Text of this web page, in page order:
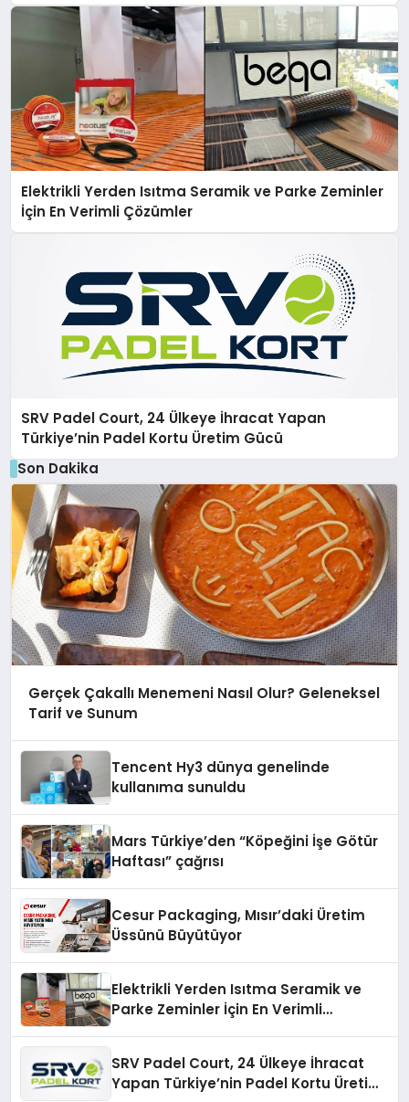
Elektrikli Yerden Isıtma Seramik ve Parke Zeminler
İçin En Verimli Çözümler
SRV Padel Court, 24 Ülkeye İhracat Yapan
Türkiye’nin Padel Kortu Üretim Gücü
Son Dakika
Gerçek Çakallı Menemeni Nasıl Olur? Geleneksel
Tarif ve Sunum
Tencent Hy3 dünya genelinde
kullanıma sunuldu
Mars Türkiye’den “Köpeğini İşe Götür
Haftası” çağrısı
Cesur Packaging, Mısır’daki Üretim
Üssünü Büyütüyor
Elektrikli Yerden Isıtma Seramik ve
Parke Zeminler İçin En Verimli
SRV Padel Court, 24 Ülkeye İhracat
Yapan Türkiye’nin Padel Kortu Üretim